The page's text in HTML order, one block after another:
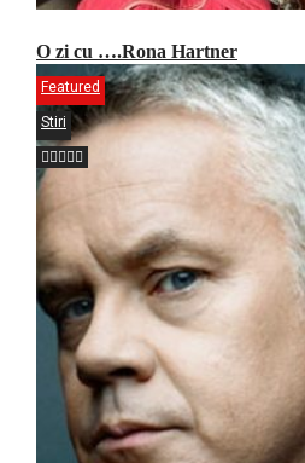
O zi cu ….Rona Hartner
Featured
Stiri